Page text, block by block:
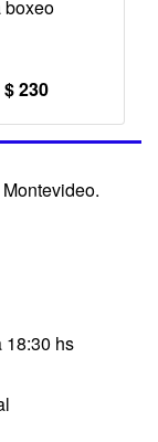
boxeo
$ 230
18:30 hs